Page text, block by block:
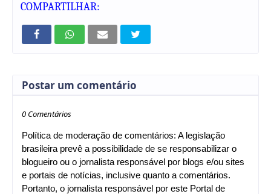
COMPARTILHAR:
Postar um comentário
0 Comentários
Política de moderação de comentários: A legislação
brasileira prevê a possibilidade de se responsabilizar o
blogueiro ou o jornalista responsável por blogs e/ou sites
e portais de notícias, inclusive quanto a comentários.
Portanto, o jornalista responsável por este Portal de